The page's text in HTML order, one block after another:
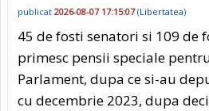
publicat 2026-08-07 17:15:07(Libertatea)
45 de fosti senatori si 109 de
primesc pensii speciale
Parlament, dupa ce si-au
cu decembrie 2023, dupa